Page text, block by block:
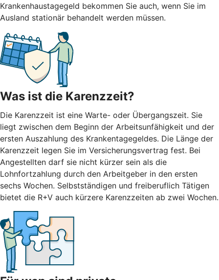
Krankenhaustagegeld bekommen Sie auch, wenn Sie im
Ausland stationär behandelt werden müssen.
Was ist die Karenzzeit?
Die Karenzzeit ist eine Warte- oder Übergangszeit. Sie
liegt zwischen dem Beginn der Arbeitsunfähigkeit und der
ersten Auszahlung des Krankentagegeldes. Die Länge der
Karenzzeit legen Sie im Versicherungsvertrag fest. Bei
Angestellten darf sie nicht kürzer sein als die
Lohnfortzahlung durch den Arbeitgeber in den ersten
sechs Wochen. Selbstständigen und freiberuflich Tätigen
bietet die R+V auch kürzere Karenzzeiten ab zwei Wochen.